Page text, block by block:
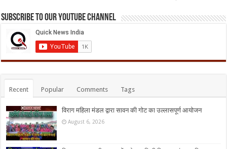
Subscribe to our Youtube Channel
Recent Popular Comments Tags
विराग महिला मंडल द्वारा सावन की गोट का उल्लासपूर्ण आयोजन
August 6, 2026